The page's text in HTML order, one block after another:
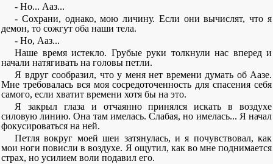
- Но... Ааз...
- Сохрани, однако, мою личину. Если они вычислят, что я
демон, то сожгут оба наши тела.
- Но, Ааз...
Наше время истекло. Грубые руки толкнули нас вперед и
начали натягивать на головы петли.
Я вдруг сообразил, что у меня нет времени думать об Аазе.
Мне требовалась вся моя сосредоточенность для спасения себя
самого, если хватит времени хотя бы на это.
Я закрыл глаза и отчаянно принялся искать в воздухе
силовую линию. Она там имелась. Слабая, но имелась... Я начал
фокусироваться на ней.
Петля вокруг моей шеи затянулась, и я почувствовал, как
мои ноги повисли в воздухе. Я ощутил, как во мне поднимается
страх, но усилием воли подавил его.